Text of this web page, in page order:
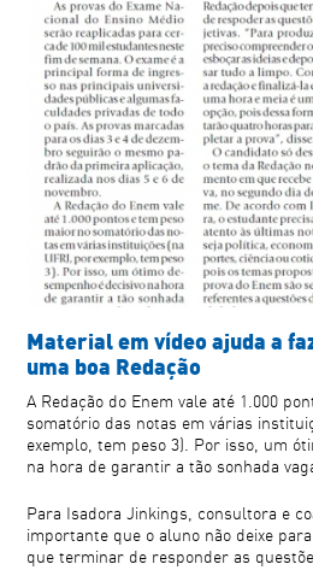
Material em vídeo ajuda a
uma boa Redação
A Redação do Enem vale até 1.000
somatório das notas em várias
exemplo, tem peso 3). Por isso, um
na hora de garantir a tão sonhada
Para Isadora Jinkings, consultora e
importante que o aluno não deixe
que terminar de responder as